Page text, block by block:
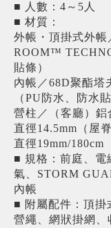
■ 人數：4～5人
■ 材質：
外帳・頂掛式外
ROOM™
貼條）
內帳／68D聚酯塔
（PU防水、防水貼
營柱／（客廳）鋁
直徑14.5mm（屋
直徑19mm/180cm
■ 規格：前庭、電
氣、STORM
內帳
■ 附屬配件：頂掛
營繩、網狀掛網、